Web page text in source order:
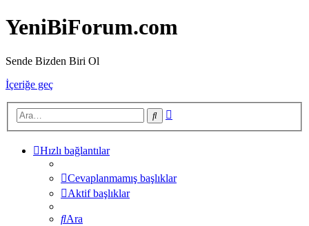
YeniBiForum.com
Sende Bizden Biri Ol
İçeriğe geç
Ara
Hızlı bağlantılar
Cevaplanmamış başlıklar
Aktif başlıklar
Ara